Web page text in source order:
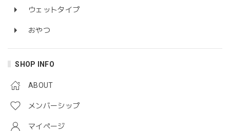
ウェットタイプ
おやつ
SHOP INFO
ABOUT
メンバーシップ
マイページ